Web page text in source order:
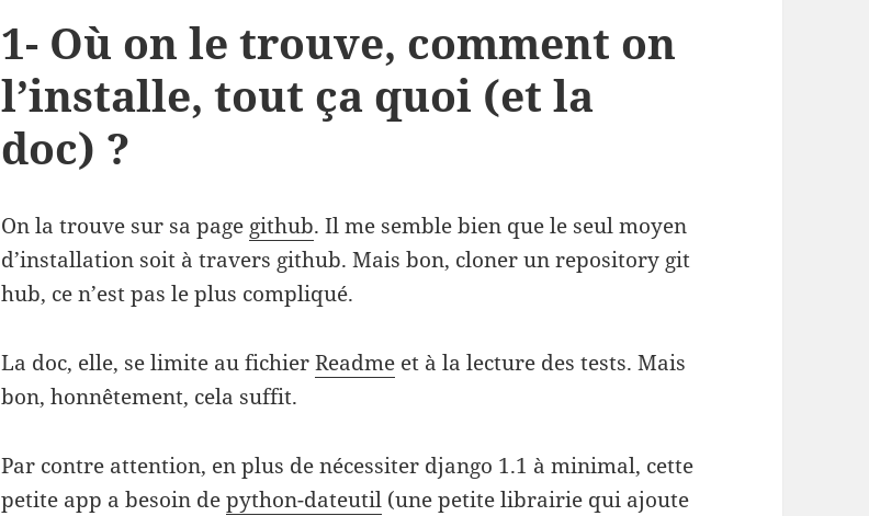
1- Où on le trouve, comment on
l’installe, tout ça quoi (et la
doc) ?
On la trouve sur sa page github. Il me semble bien que le seul moyen
d’installation soit à travers github. Mais bon, cloner un repository git
hub, ce n’est pas le plus compliqué.
La doc, elle, se limite au fichierReadme et à la lecture des tests. Mais
bon, honnêtement, cela suffit.
Par contre attention, en plus de nécessiter django 1.1 à minimal, cette
petite app a besoin depython-dateutil (une petite librairie qui ajoute